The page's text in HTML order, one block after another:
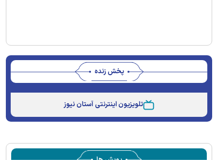
پخش زنده
تلویزیون اینترنتی آستان نیوز